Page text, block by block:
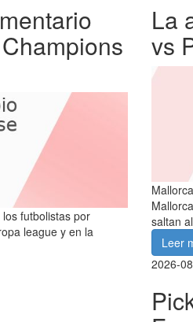
futbolistas por
league y en la
La
vs
saltan
Leer
2026-